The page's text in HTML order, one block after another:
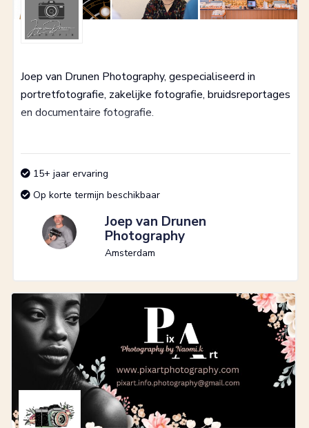
Joep van Drunen Photography, gespecialiseerd in
portretfotografie, zakelijke fotografie, bruidsreportages
en documentaire fotografie.
15+ jaar ervaring
Op korte termijn beschikbaar
Joep van Drunen
Photography
Amsterdam